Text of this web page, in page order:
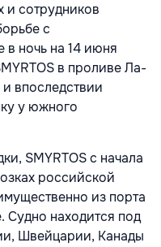
и сотрудников
с
в ночь на 14 июня
в проливе Ла-
впоследствии
у южного
SMYRTOS с начала
российской
из порта
Судно находится под
Швейцарии, Канады